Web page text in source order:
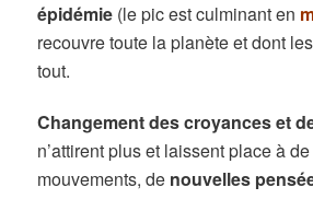
épidémie (le pic est culminant en
recouvre toute la planète et dont
tout.
Changement des croyances et
n’attirent plus et laissent place à
mouvements, de nouvelles